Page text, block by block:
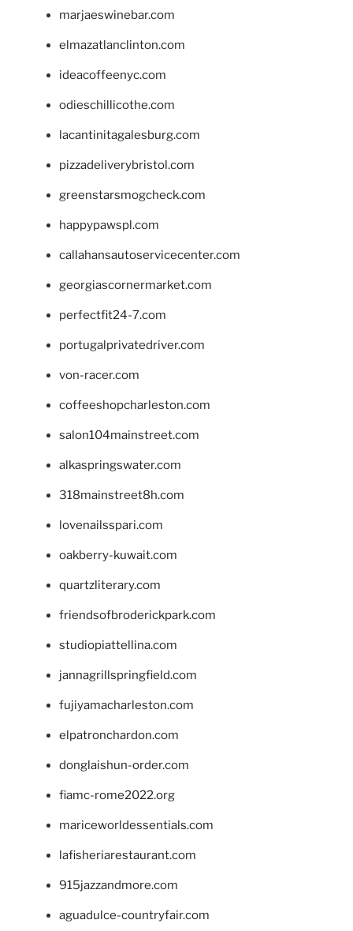
marjaeswinebar.com
elmazatlanclinton.com
ideacoffeenyc.com
odieschillicothe.com
lacantinitagalesburg.com
pizzadeliverybristol.com
greenstarsmogcheck.com
happypawspl.com
callahansautoservicecenter.com
georgiascornermarket.com
perfectfit24-7.com
portugalprivatedriver.com
von-racer.com
coffeeshopcharleston.com
salon104mainstreet.com
alkaspringswater.com
318mainstreet8h.com
lovenailsspari.com
oakberry-kuwait.com
quartzliterary.com
friendsofbroderickpark.com
studiopiattellina.com
jannagrillspringfield.com
fujiyamacharleston.com
elpatronchardon.com
donglaishun-order.com
fiamc-rome2022.org
mariceworldessentials.com
lafisheriarestaurant.com
915jazzandmore.com
aguadulce-countryfair.com